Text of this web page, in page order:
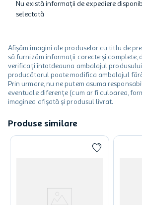
Nu există informații de expediere
selectată
Afișăm imagini ale produselor cu titlu de
să furnizăm informații corecte și complete,
verificați întotdeauna ambalajul
producătorul poate modifica ambalajul
Prin urmare, nu ne putem asuma
eventuale diferențe (cum ar fi culoarea,
imaginea afișată și produsul livrat.
Produse similare